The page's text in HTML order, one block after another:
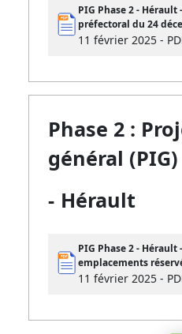
PIG Phase 2 - Hérault
préfectoral du 24
11 février 2025 -
Phase 2 :
général (PIG)
- Hérault
PIG Phase 2 - Hérault
emplacements
11 février 2025 -